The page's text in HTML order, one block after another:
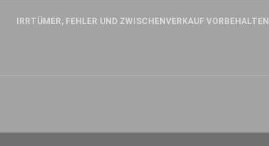
IRRTÜMER, FEHLER UND ZWISCHENVERKAUF VORBEHALTEN